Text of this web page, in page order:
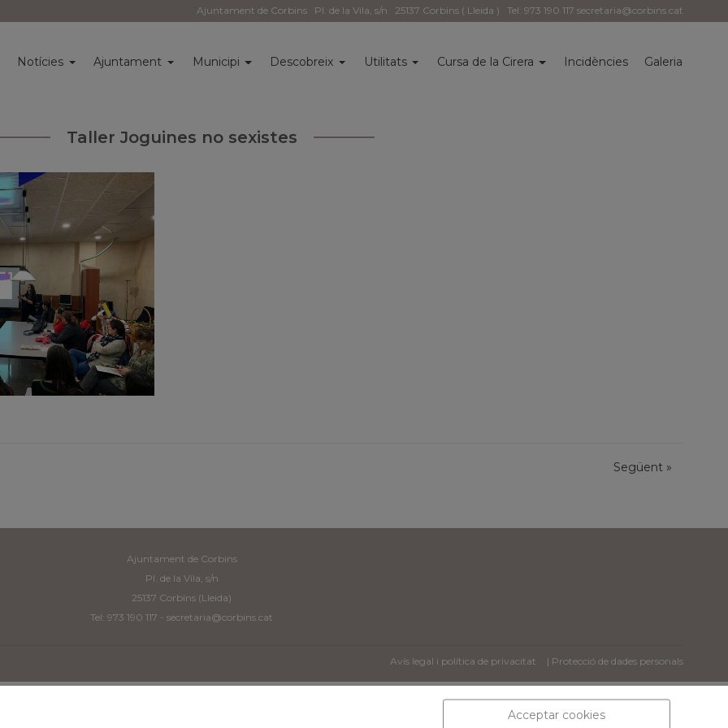
Ajuntament de Corbins Pl. de la Vila, s/n 25137 Corbins ( Lleida ) Tel: 973 190 117 secretaria@corbins.cat
Notícies Ajuntament Municipi Descobreix Utilitats Cursa de la Cirera Incidències Galeria
Taller Joguines no sexistes
Següent »
Ajuntament de Corbins
Pl. de la Vila, s/n
25137 Corbins (Lleida)
Tel: 973 190 117 -secretaria@corbins.cat
Avís legal i política de privacitat | Protecció de dades personals
Acceptar cookies